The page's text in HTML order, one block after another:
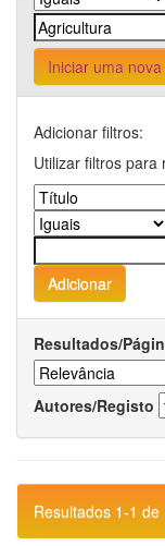
Iniciar uma
Adicionar filtros:
Utilizar filtros para
Resultados/
Autores/Registo
Resultados 1-1 de